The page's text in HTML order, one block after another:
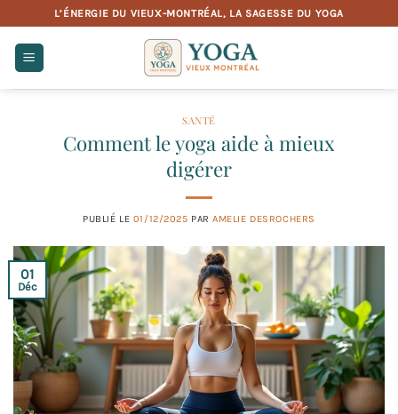
au
contenu
L’ÉNERGIE DU VIEUX-MONTRÉAL, LA SAGESSE DU YOGA
SANTÉ
Comment le yoga aide à mieux
digérer
PUBLIÉ LE 01/12/2025 PARAMELIE DESROCHERS
01
Déc